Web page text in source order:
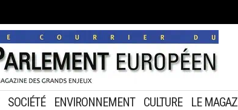
SOCIÉTÉ ENVIRONNEMENT CULTURE LE